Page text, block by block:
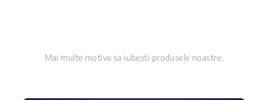
Mai multe motive sa iubesti produsele noastre.